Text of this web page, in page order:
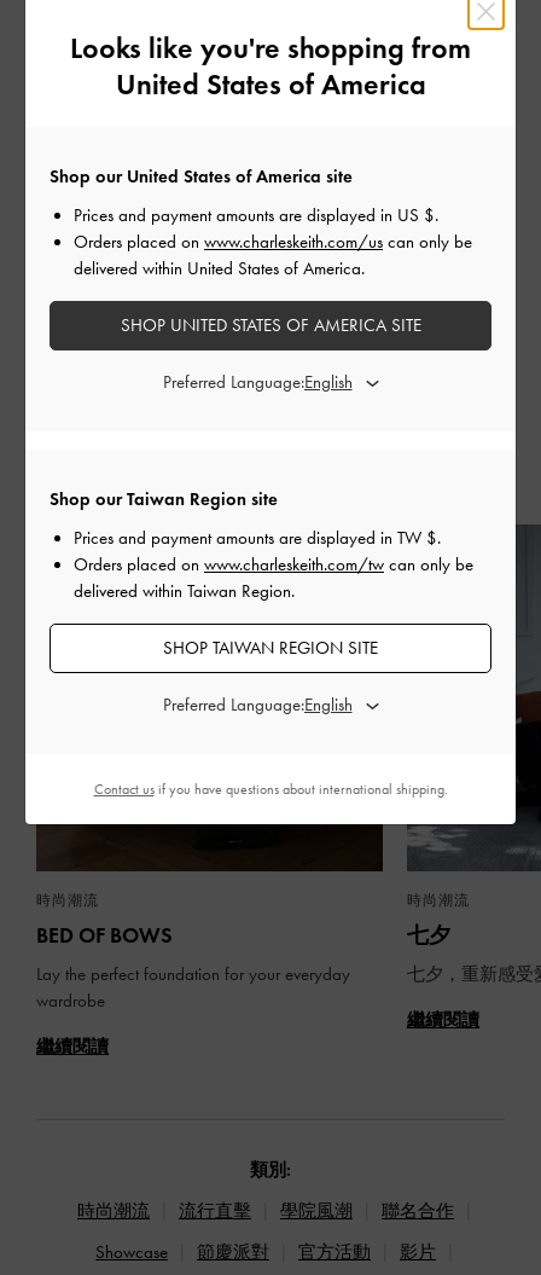
Charlot 金釦包 Charlot 金釦包
分享
近期發表
時尚潮流
BED OF BOWS
Lay the perfect foundation for your everyday
wardrobe
繼續閱讀
時尚潮流
七夕
七夕，重新感受
繼續閱讀
類別:
時尚潮流
流行直擊 學院風潮
聯名合作
Showcase
節慶派對 官方活動
影片
Looks like you're shopping from
United States of America
Shop our Taiwan Region site
Prices and payment amounts are displayed in TW $.
Orders placed on www.charleskeith.com/tw can only be
delivered within Taiwan Region.
SHOP TAIWAN REGION SITE
Preferred Language:
Shop our United States of America site
Prices and payment amounts are displayed in US $.
Orders placed on www.charleskeith.com/us can only be
delivered within United States of America.
SHOP UNITED STATES OF AMERICA SITE
Preferred Language:
Contact usif you have questions about international shipping.